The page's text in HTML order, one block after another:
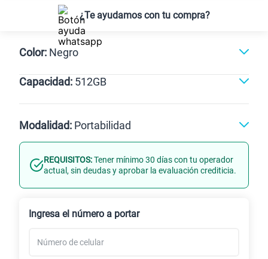
¿Te ayudamos con tu compra?
Color: Negro
Negro
Capacidad: 512GB
512GB
Modalidad: Portabilidad
Línea Nueva Portabilidad
REQUISITOS:Tener mínimo 30 días con tu operador
actual, sin deudas y aprobar la evaluación crediticia.
Ingresa el número a portar